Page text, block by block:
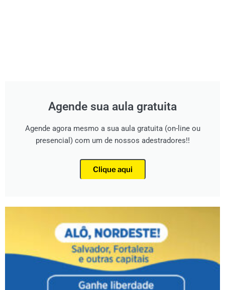
Agende sua aula gratuita
Agende agora mesmo a sua aula gratuita (on-line ou
presencial) com um de nossos adestradores!!
Clique aqui